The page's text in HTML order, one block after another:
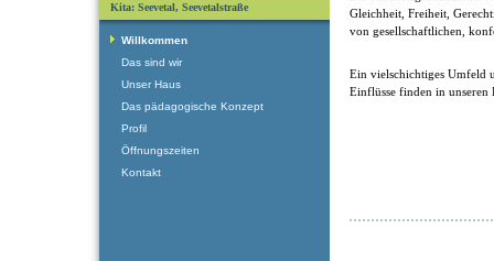
Gleichheit, Freiheit,
von gesellschaftlichen,
Ein vielschichtiges Umfeld
Einflüsse finden in unseren
Kita: Seevetal, Seevetalstraße
Willkommen
Das sind wir
Unser Haus
Das pädagogische Konzept
Profil
Öffnungszeiten
Kontakt